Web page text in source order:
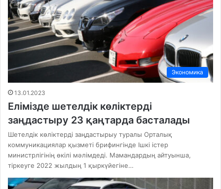
Экономика
13.01.2023
Елімізде шетелдік көліктерді
заңдастыру 23 қаңтарда басталады
Шетелдік көліктерді заңдастырыу туралы Орталық
коммуникациялар қызметі брифингінде Ішкі істер
министрлігінің өкілі мәлімдеді. Мамандардың айтуынша,
тіркеуге 2022 жылдың 1 қыркүйегіне…